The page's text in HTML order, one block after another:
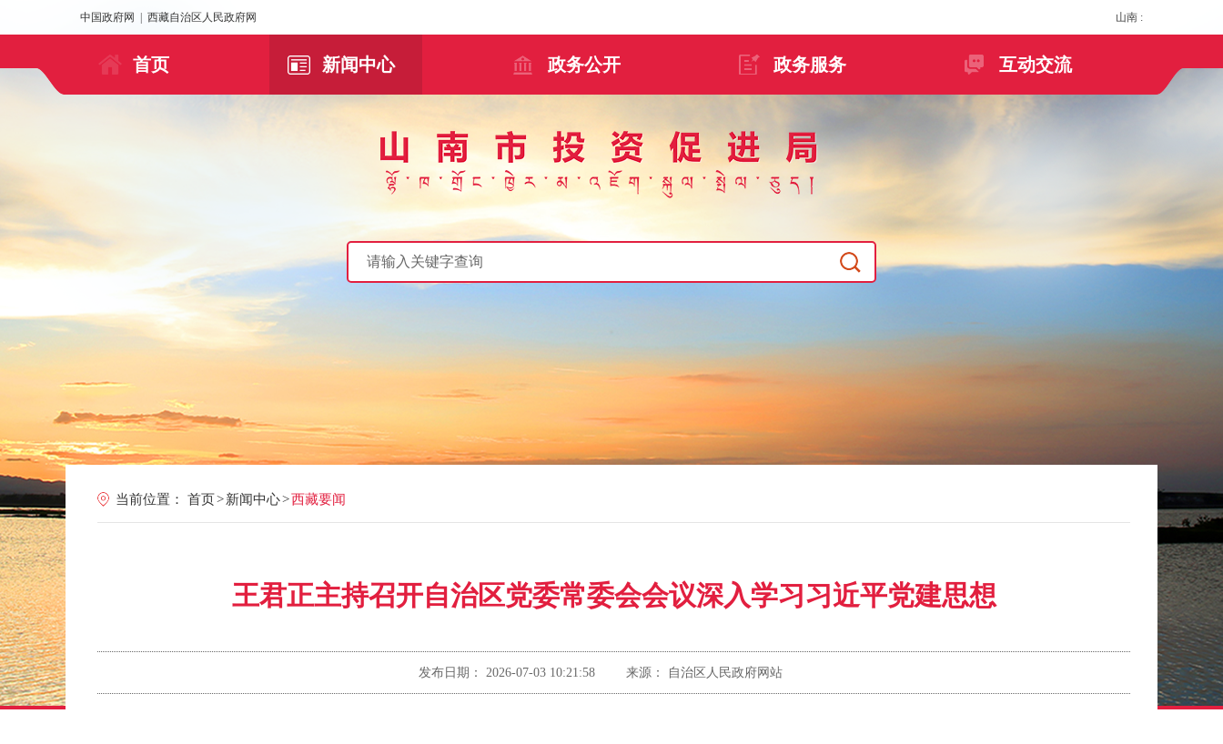
中国政府网 西藏自治区人民政府网 山南 :
首页 新闻中心 政务公开 政务服务 互动交流
当前位置： 首页>新闻中心>西藏要闻
王君正主持召开自治区党委常委会会议深入学习习近平党建思想
发布日期： 2026-07-03 10:21:58 来源： 自治区人民政府网站